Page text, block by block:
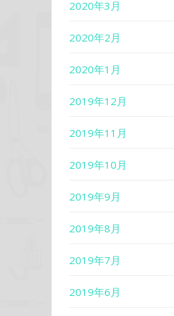
2020年3月
2020年2月
2020年1月
2019年12月
2019年11月
2019年10月
2019年9月
2019年8月
2019年7月
2019年6月